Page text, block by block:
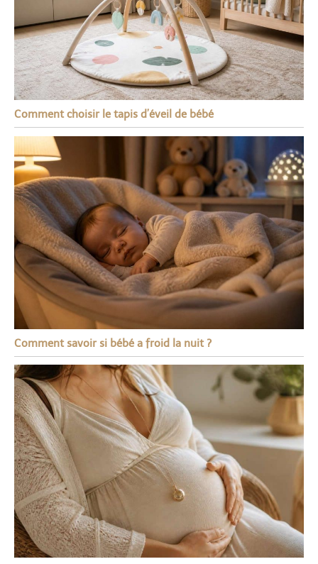
Comment choisir le tapis d’éveil de bébé
Comment savoir si bébé a froid la nuit ?